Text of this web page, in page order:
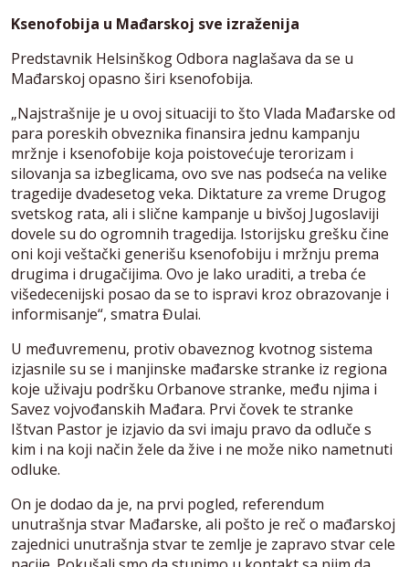
Ksenofobija u Mađarskoj sve izraženija
Predstavnik Helsinškog Odbora naglašava da se u
Mađarskoj opasno širi ksenofobija.
„Najstrašnije je u ovoj situaciji to što Vlada Mađarske od
para poreskih obveznika finansira jednu kampanju
mržnje i ksenofobije koja poistovećuje terorizam i
silovanja sa izbeglicama, ovo sve nas podseća na velike
tragedije dvadesetog veka. Diktature za vreme Drugog
svetskog rata, ali i slične kampanje u bivšoj Jugoslaviji
dovele su do ogromnih tragedija. Istorijsku grešku čine
oni koji veštački generišu ksenofobiju i mržnju prema
drugima i drugačijima. Ovo je lako uraditi, a treba će
višedecenijski posao da se to ispravi kroz obrazovanje i
informisanje“, smatra Đulai.
U međuvremenu, protiv obaveznog kvotnog sistema
izjasnile su se i manjinske mađarske stranke iz regiona
koje uživaju podršku Orbanove stranke, među njima i
Savez vojvođanskih Mađara. Prvi čovek te stranke
Ištvan Pastor je izjavio da svi imaju pravo da odluče s
kim i na koji način žele da žive i ne može niko nametnuti
odluke.
On je dodao da je, na prvi pogled, referendum
unutrašnja stvar Mađarske, ali pošto je reč o mađarskoj
zajednici unutrašnja stvar te zemlje je zapravo stvar cele